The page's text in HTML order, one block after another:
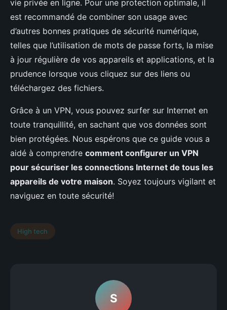
vie privée en ligne. Pour une protection optimale, il
est recommandé de combiner son usage avec
d’autres bonnes pratiques de sécurité numérique,
telles que l’utilisation de mots de passe forts, la mise
à jour régulière de vos appareils et applications, et la
prudence lorsque vous cliquez sur des liens ou
téléchargez des fichiers.
Grâce à un VPN, vous pouvez surfer sur Internet en
toute tranquillité, en sachant que vos données sont
bien protégées. Nous espérons que ce guide vous a
aidé à comprendre comment configurer un VPN
pour sécuriser les connections Internet de tous les
appareils de votre maison. Soyez toujours vigilant et
naviguez en toute sécurité!
High tech
S